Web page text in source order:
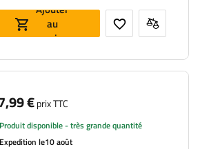
Ajouter
au
panier
€prix TTC
Produit disponible - très grande quantité
Expedition le10 août